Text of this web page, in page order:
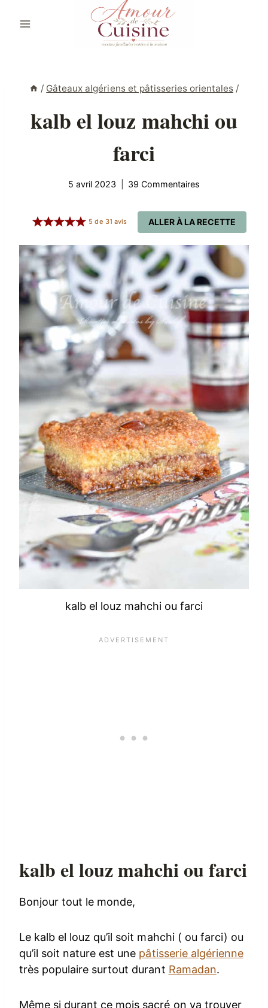
/ Gâteaux algériens et pâtisseries orientales /
kalb el louz mahchi ou
farci
5 avril 2023 39 Commentaires
ALLER À LA RECETTE
5 de 31 avis
kalb el louz mahchi ou farci
kalb el louz mahchi ou farci
Bonjour tout le monde,
Le kalb el louz qu’il soit mahchi ( ou farci) ou
qu’il soit nature est une pâtisserie algérienne
très populaire surtout durant Ramadan.
Même si durant ce mois sacré on va trouver